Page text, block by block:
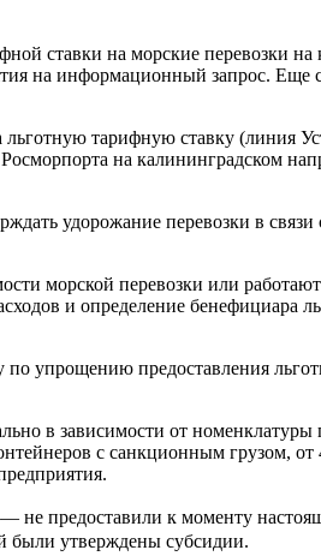
ставки на морские перевозки на
на информационный запрос. Еще
тарифную ставку (линия
на калининградском
удорожание перевозки в
морской перевозки или работают
и определение бенефициара
по упрощению предоставления
в зависимости от
с санкционным грузом,
— не предоставили к моменту
были утверждены субсидии.